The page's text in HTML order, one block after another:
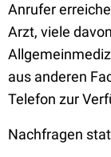
Anrufer
Arzt, viele
aus anderen
Telefon zur
Nachfragen